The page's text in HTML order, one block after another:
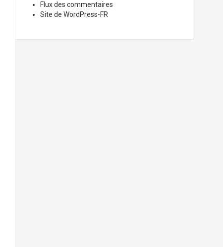
Flux des commentaires
Site de WordPress-FR